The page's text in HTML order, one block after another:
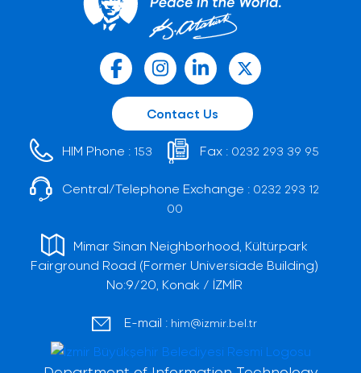
Contact Us
HIM Phone : 153 Fax : 0232 293 39 95
Central/Telephone Exchange : 0232 293 12
00
Mimar Sinan Neighborhood, Kültürpark
Fairground Road (Former Universiade Building)
No:9/20, Konak / İZMİR
E-mail : him@izmir.bel.tr